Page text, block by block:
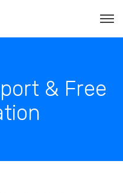
& Free